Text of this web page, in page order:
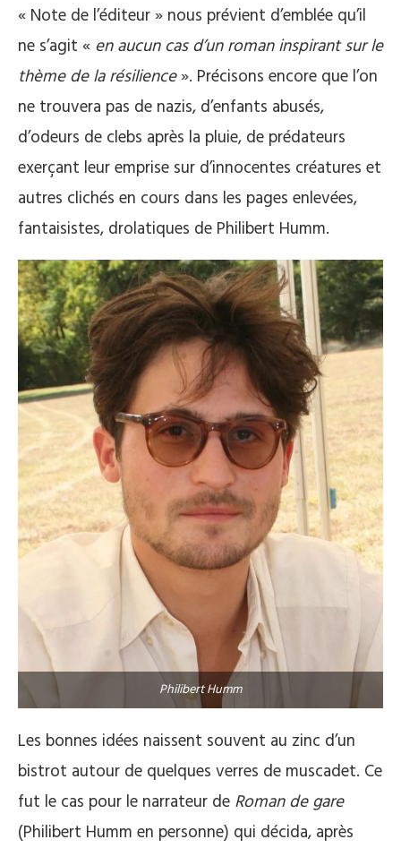
« Note de l’éditeur » nous prévient d’emblée qu’il
ne s’agit « en aucun cas d’un roman inspirant sur le
thème de la résilience». Précisons encore que l’on
ne trouvera pas de nazis, d’enfants abusés,
d’odeurs de clebs après la pluie, de prédateurs
exerçant leur emprise sur d’innocentes créatures et
autres clichés en cours dans les pages enlevées,
fantaisistes, drolatiques de Philibert Humm.
Philibert Humm
Les bonnes idées naissent souvent au zinc d’un
bistrot autour de quelques verres de muscadet. Ce
fut le cas pour le narrateur de Roman de gare
(Philibert Humm en personne) qui décida, après